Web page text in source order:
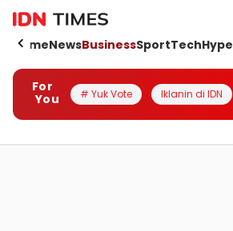
HomeNewsBusinessSportTechHype
For
You
# Yuk Vote Iklanin di IDN